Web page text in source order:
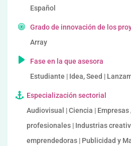
Español
Grado de innovación de los
Array
Fase en la que asesora
Estudiante | Idea, Seed |
Especialización sectorial
Audiovisual | Ciencia |
profesionales | Industrias
emprendedoras | Publicidad y